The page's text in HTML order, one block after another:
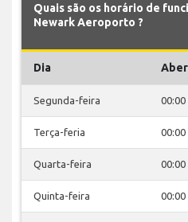
Quais são os horário de
Newark Aeroporto ?
Dia
Segunda-feira 00:00
Terça-feria 00:00
Quarta-feira 00:00
Quinta-feira 00:00